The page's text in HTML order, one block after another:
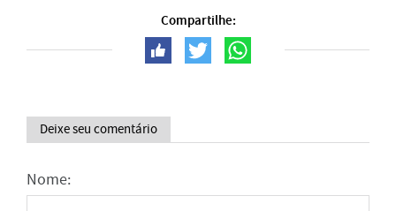
Compartilhe:
Deixe seu comentário
Nome: